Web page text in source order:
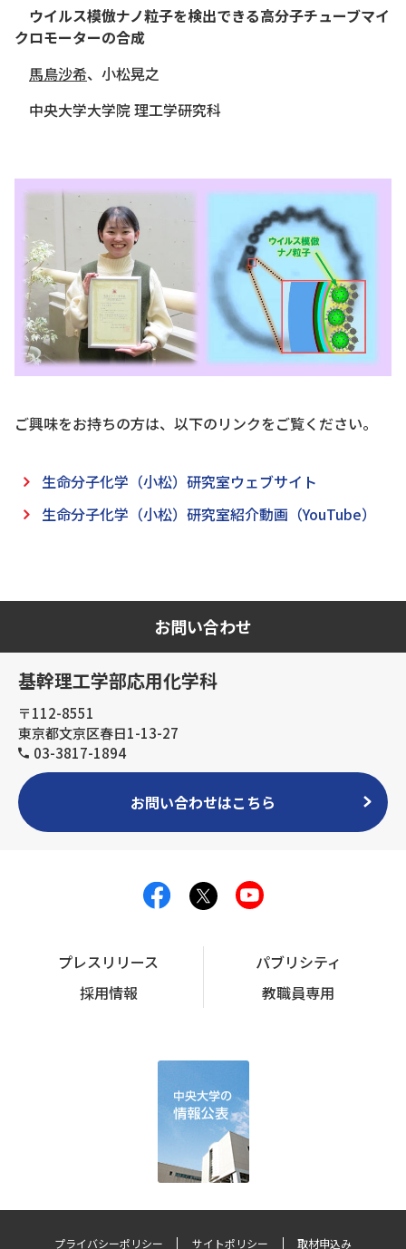
ウイルス模倣ナノ粒子を検出できる高分子チューブマイ
クロモーターの合成
馬鳥沙希、小松晃之
中央大学大学院 理工学研究科
ご興味をお持ちの方は、以下のリンクをご覧ください。
生命分子化学（小松）研究室ウェブサイト
生命分子化学（小松）研究室紹介動画（YouTube）
お問い合わせ
基幹理工学部応用化学科
〒112-8551
東京都文京区春日1-13-27
03-3817-1894
お問い合わせはこちら
プレスリリース
パブリシティ
採用情報
教職員専用
プライバシーポリシー サイトポリシー 取材申込み